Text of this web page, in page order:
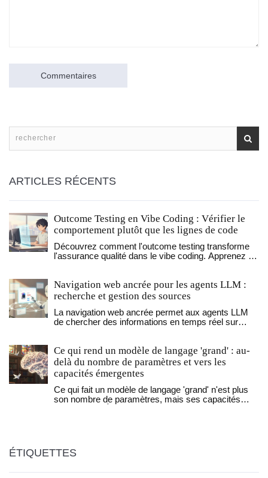
Commentaires
ARTICLES RÉCENTS
Outcome Testing en Vibe Coding : Vérifier le
comportement plutôt que les lignes de code
Découvrez comment l'outcome testing transforme
l'assurance qualité dans le vibe coding. Apprenez à
Navigation web ancrée pour les agents LLM :
recherche et gestion des sources
La navigation web ancrée permet aux agents LLM
de chercher des informations en temps réel sur
pourquoi ça va changer la recherche en ligne.
Ce qui rend un modèle de langage 'grand' : au-
delà du nombre de paramètres et vers les
capacités émergentes
Ce qui fait un modèle de langage 'grand' n'est plus
son nombre de paramètres, mais ses capacités
ÉTIQUETTES